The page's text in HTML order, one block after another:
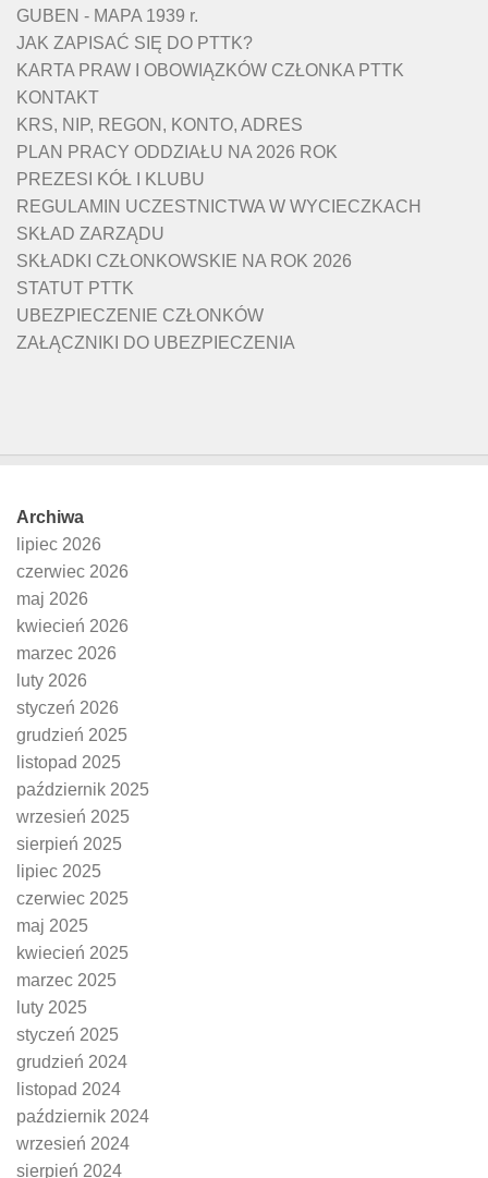
GUBEN - MAPA 1939 r.
JAK ZAPISAĆ SIĘ DO PTTK?
KARTA PRAW I OBOWIĄZKÓW CZŁONKA PTTK
KONTAKT
KRS, NIP, REGON, KONTO, ADRES
PLAN PRACY ODDZIAŁU NA 2026 ROK
PREZESI KÓŁ I KLUBU
REGULAMIN UCZESTNICTWA W WYCIECZKACH
SKŁAD ZARZĄDU
SKŁADKI CZŁONKOWSKIE NA ROK 2026
STATUT PTTK
UBEZPIECZENIE CZŁONKÓW
ZAŁĄCZNIKI DO UBEZPIECZENIA
Archiwa
lipiec 2026
czerwiec 2026
maj 2026
kwiecień 2026
marzec 2026
luty 2026
styczeń 2026
grudzień 2025
listopad 2025
październik 2025
wrzesień 2025
sierpień 2025
lipiec 2025
czerwiec 2025
maj 2025
kwiecień 2025
marzec 2025
luty 2025
styczeń 2025
grudzień 2024
listopad 2024
październik 2024
wrzesień 2024
sierpień 2024